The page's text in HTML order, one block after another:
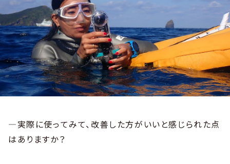
―実際に使ってみて、改善した方がいいと感じられた点
はありますか？